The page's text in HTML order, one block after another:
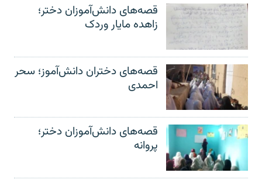
قصه‌های دانش‌آموزان دختر؛
زاهده مایار وردک
قصه‌های دختران دانش‌آموز؛ سحر
احمدی
قصه‌های دانش‌آموزان دختر؛
پروانه